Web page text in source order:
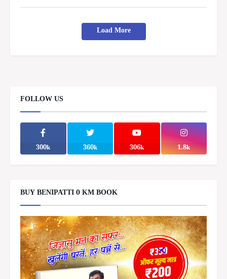
Load More
FOLLOW US
300k 360k 306k 1.8k
BUY BENIPATTI 0 KM BOOK